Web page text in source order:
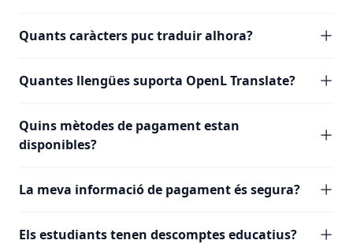
Quants caràcters puc traduir alhora?
Quantes llengües suporta OpenL Translate?
Quins mètodes de pagament estan
disponibles?
La meva informació de pagament és segura?
Els estudiants tenen descomptes educatius?